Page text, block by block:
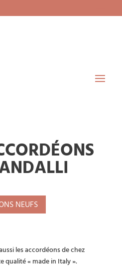
NEUFS
les accordéons de chez
qualité « made in Italy ».